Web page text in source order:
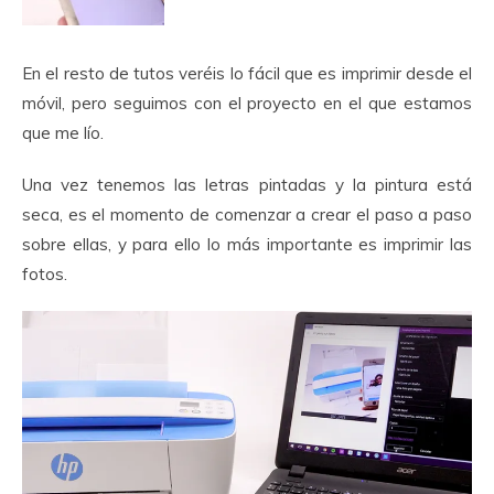
En el resto de tutos veréis lo fácil que es imprimir desde el
móvil, pero seguimos con el proyecto en el que estamos
que me lío.
Una vez tenemos las letras pintadas y la pintura está
seca, es el momento de comenzar a crear el paso a paso
sobre ellas, y para ello lo más importante es imprimir las
fotos.